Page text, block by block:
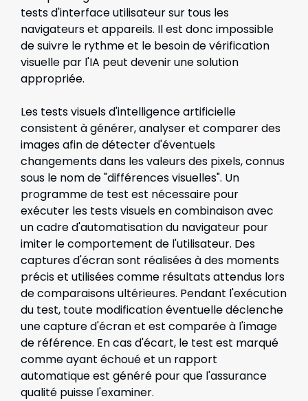
tests d'interface utilisateur sur tous les
navigateurs et appareils. Il est donc impossible
de suivre le rythme et le besoin de vérification
visuelle par l'IA peut devenir une solution
appropriée.
Les tests visuels d'intelligence artificielle
consistent à générer, analyser et comparer des
images afin de détecter d'éventuels
changements dans les valeurs des pixels, connus
sous le nom de "différences visuelles". Un
programme de test est nécessaire pour
exécuter les tests visuels en combinaison avec
un cadre d'automatisation du navigateur pour
imiter le comportement de l'utilisateur. Des
captures d'écran sont réalisées à des moments
précis et utilisées comme résultats attendus lors
de comparaisons ultérieures. Pendant l'exécution
du test, toute modification éventuelle déclenche
une capture d'écran et est comparée à l'image
de référence. En cas d'écart, le test est marqué
comme ayant échoué et un rapport
automatique est généré pour que l'assurance
qualité puisse l'examiner.